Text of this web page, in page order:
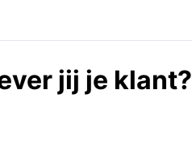
jij je klant?